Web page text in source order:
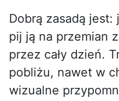
Dobrą zasadą
pij ją na przemian
przez cały dzień.
pobliżu, nawet w
wizualne